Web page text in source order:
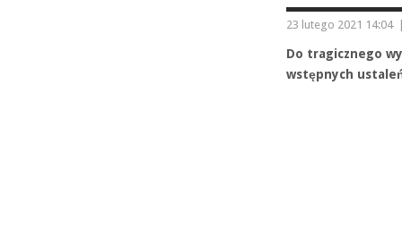
23 lutego 2021 14:04
Do tragicznego
wstępnych